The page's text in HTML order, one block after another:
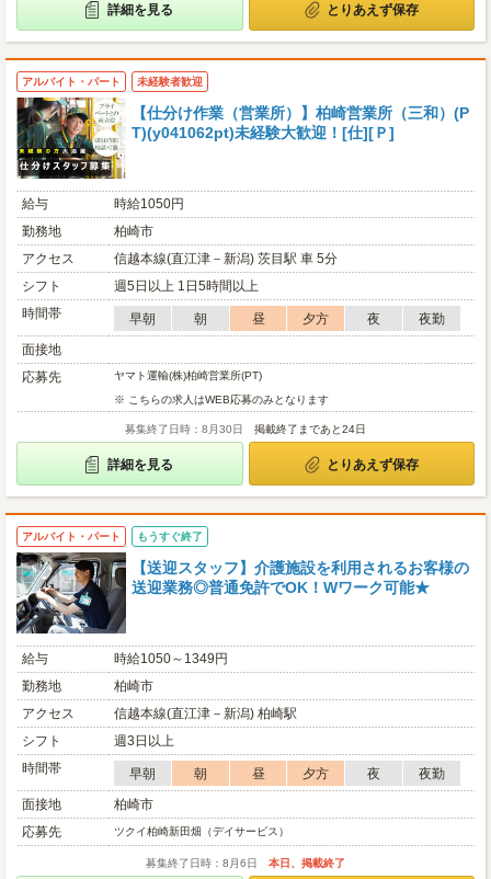
詳細を見る とりあえず保存
アルバイト・パート 未経験者歓迎
【仕分け作業（営業所）】柏崎営業所（三和）(P
T)(y041062pt)未経験大歓迎！[仕][Ｐ]
給与
時給1050円
勤務地
柏崎市
アクセス
信越本線(直江津－新潟) 茨目駅 車 5分
シフト
週5日以上 1日5時間以上
時間帯
早朝 朝 昼 夕方 夜
夜勤
面接地
応募先
ヤマト運輸(株)柏崎営業所(PT)
※ こちらの求人はWEB応募のみとなります
募集終了日時：8月30日 掲載終了まであと24日
詳細を見る とりあえず保存
アルバイト・パート もうすぐ終了
【送迎スタッフ】介護施設を利用されるお客様の
送迎業務◎普通免許でOK！Wワーク可能★
給与
時給1050～1349円
勤務地
柏崎市
アクセス
信越本線(直江津－新潟) 柏崎駅
シフト
週3日以上
時間帯
早朝 朝 昼 夕方 夜
夜勤
面接地
柏崎市
応募先
ツクイ柏崎新田畑（デイサービス）
募集終了日時：8月6日 本日、掲載終了